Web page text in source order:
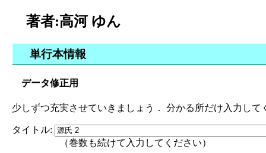
著者:高河 ゆん
単行本情報
データ修正用
少しずつ充実させていきましょう． 分かる所だけ入力し
タイトル:
（巻数も続けて入力してください）